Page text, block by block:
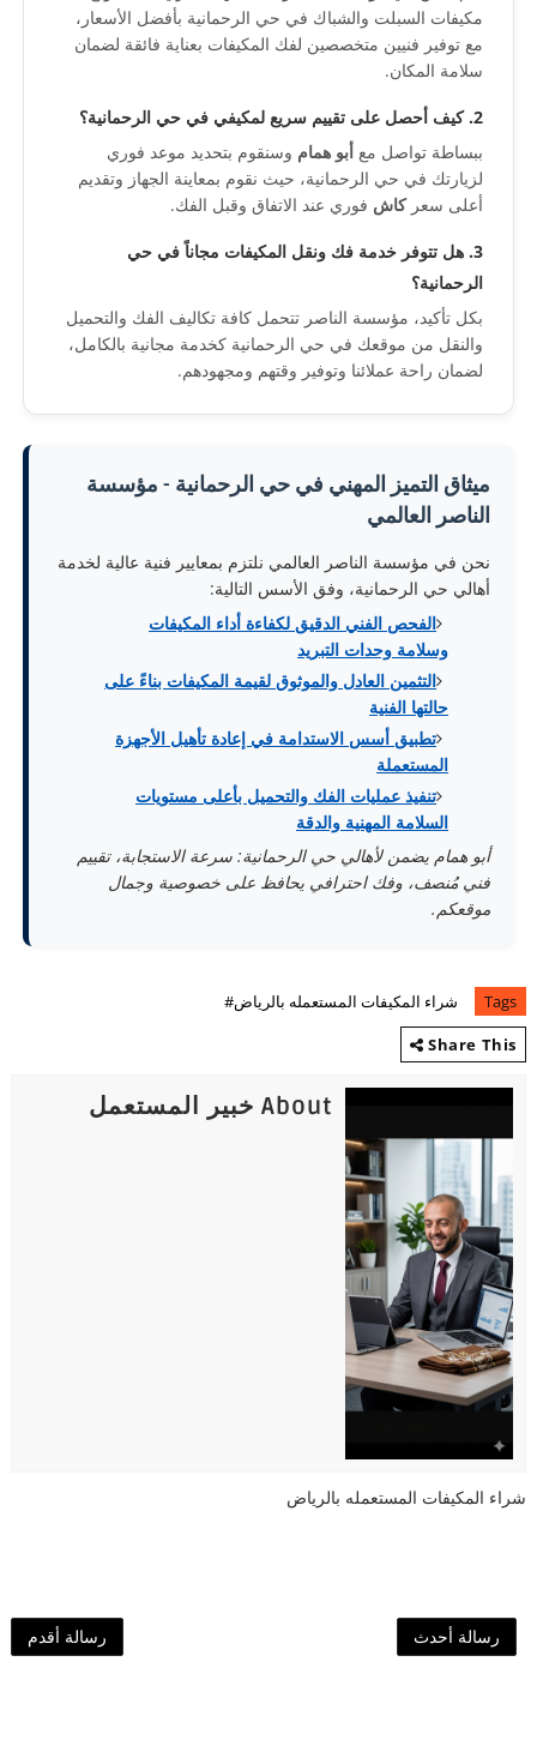
مكيفات السبلت والشباك في حي الرحمانية بأفضل الأسعار،
مع توفير فنيين متخصصين لفك المكيفات بعناية فائقة لضمان
سلامة المكان.
2. كيف أحصل على تقييم سريع لمكيفي في حي الرحمانية؟
ببساطة تواصل مع أبو همام وسنقوم بتحديد موعد فوري
لزيارتك في حي الرحمانية، حيث نقوم بمعاينة الجهاز وتقديم
أعلى سعركاش فوري عند الاتفاق وقبل الفك.
3. هل تتوفر خدمة فك ونقل المكيفات مجاناً في حي
الرحمانية؟
بكل تأكيد، مؤسسة الناصر تتحمل كافة تكاليف الفك والتحميل
والنقل من موقعك في حي الرحمانية كخدمة مجانية بالكامل،
لضمان راحة عملائنا وتوفير وقتهم ومجهودهم.
ميثاق التميز المهني في حي الرحمانية - مؤسسة
الناصر العالمي
نحن في مؤسسة الناصر العالمي نلتزم بمعايير فنية عالية لخدمة
أهالي حي الرحمانية، وفق الأسس التالية:
الفحص الفني الدقيق لكفاءة أداء المكيفات
وسلامة وحدات التبريد
التثمين العادل والموثوق لقيمة المكيفات بناءً على
حالتها الفنية
تطبيق أسس الاستدامة في إعادة تأهيل الأجهزة
المستعملة
تنفيذ عمليات الفك والتحميل بأعلى مستويات
السلامة المهنية والدقة
أبو همام يضمن لأهالي حي الرحمانية: سرعة الاستجابة، تقييم
فني مُنصف، وفك احترافي يحافظ على خصوصية وجمال
موقعكم.
Tags
شراء المكيفات المستعمله بالرياض#
Share This
About خبير المستعمل
شراء المكيفات المستعمله بالرياض
رسالة أحدث رسالة أقدم